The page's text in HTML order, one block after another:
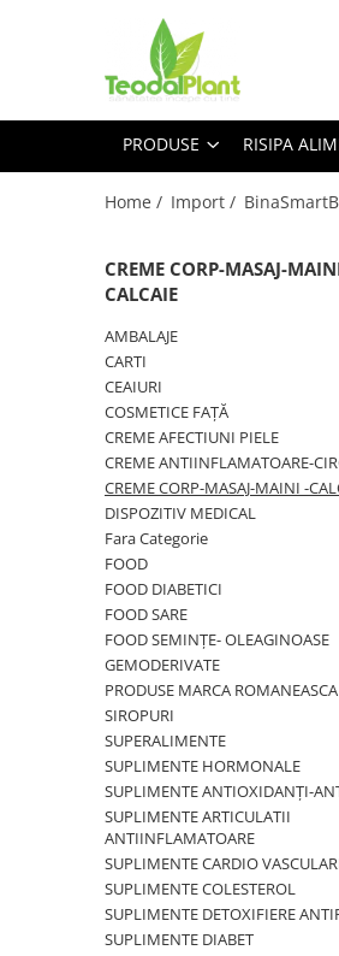
Produse
ANTIINFLAMATOARE
SUPLIMENTE TONICE
SUPLIMENTE DIABET
SUPLIMENTE DIVERSE
SUPLIMENTE HORMONALE
SUPLIMENTE CARDIO VASCULARE
SUPLIMENTE
HEPATOPROTECTOARE-BILA
SUPLIMENTE MEMORIE SI
CIRCULATIE
SUPLIMENTE POTENȚĂ
SUPLIMENTE PROSTATĂ
SUPLIMENTE SLĂBIRE
SUPLIMENTE VITAMINE ȘI
SUPLIMENTE SOMN DEPRESIE
SISTEM NERVOS
SUPLIMENTE COLESTEROL
SUPLIMENTE RĂCEALĂ- APARAT
RESPIRATOR ANTIVIRAL
SUPLIMENTE ANTIOXIDANȚI-
PRODUSE RISIPA
Home / Import /
CREME CORP-MASAJ-
CALCAIE
AMBALAJE
CARTI
CEAIURI
COSMETICE FAȚĂ
CREME AFECTIUNI PIELE
CREME ANTIINFLAMATOARE-
CREME CORP-MASAJ-MAINI -
DISPOZITIV MEDICAL
Fara Categorie
FOOD
FOOD DIABETICI
FOOD SARE
FOOD SEMINȚE- OLEAGINOASE
GEMODERIVATE
PRODUSE MARCA
SIROPURI
SUPERALIMENTE
SUPLIMENTE HORMONALE
SUPLIMENTE ANTIOXIDANȚI-
SUPLIMENTE ARTICULATII
ANTIINFLAMATOARE
SUPLIMENTE CARDIO
SUPLIMENTE COLESTEROL
SUPLIMENTE DETOXIFIERE
SUPLIMENTE DIABET